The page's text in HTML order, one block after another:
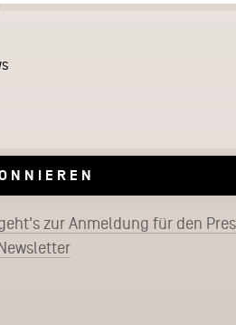
zur Anmeldung für den